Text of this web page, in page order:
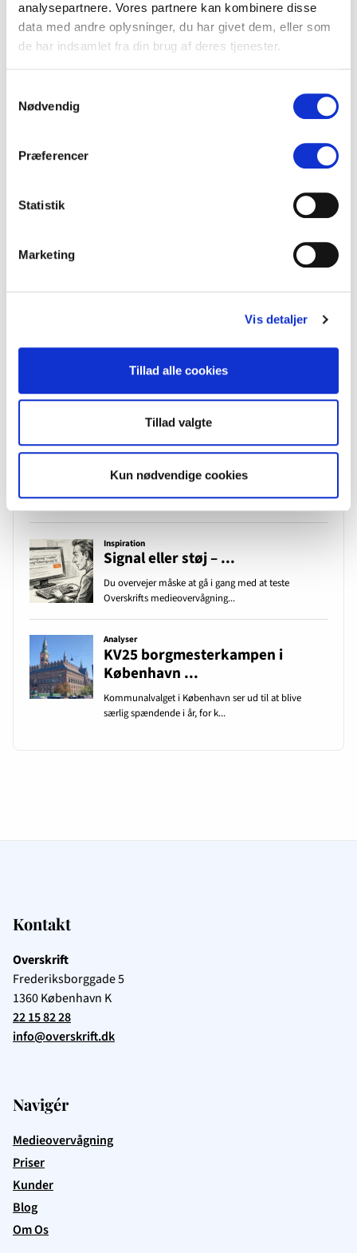
analysepartnere. Vores partnere kan kombinere disse
data med andre oplysninger, du har givet dem, eller som
de har indsamlet fra din brug af deres tjenester.
Nødvendig
Præferencer
Statistik
Marketing
Vis detaljer
Tillad alle cookies
Tillad valgte
Kun nødvendige cookies
CASE STUDY: Store tidsbesparelser med AI workflows
KV25 borgmesterkampen i København spidser til – også online
Mest læste indlæg det seneste år
Kontakt
Overskrift
Frederiksborggade 5
1360København K
22 15 82 28
info@overskrift.dk
Navigér
Medieovervågning
Priser
Kunder
Blog
Om Os